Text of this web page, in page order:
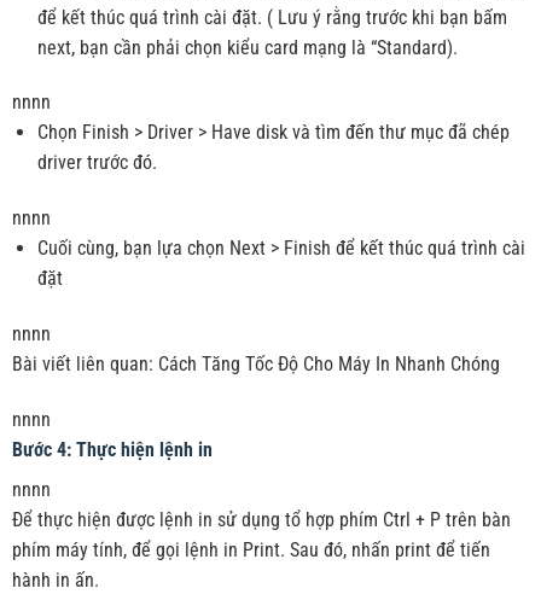
để kết thúc quá trình cài đặt. ( Lưu ý rằng trước khi bạn bấm
next, bạn cần phải chọn kiểu card mạng là “Standard).
nnnn
Chọn Finish > Driver > Have disk và tìm đến thư mục đã chép
driver trước đó.
nnnn
Cuối cùng, bạn lựa chọn Next > Finish để kết thúc quá trình cài
đặt
nnnn
Bài viết liên quan: Cách Tăng Tốc Độ Cho Máy In Nhanh Chóng
nnnn
Bước 4: Thực hiện lệnh in
nnnn
Để thực hiện được lệnh in sử dụng tổ hợp phím Ctrl + P trên bàn
phím máy tính, để gọi lệnh in Print. Sau đó, nhấn print để tiến
hành in ấn.